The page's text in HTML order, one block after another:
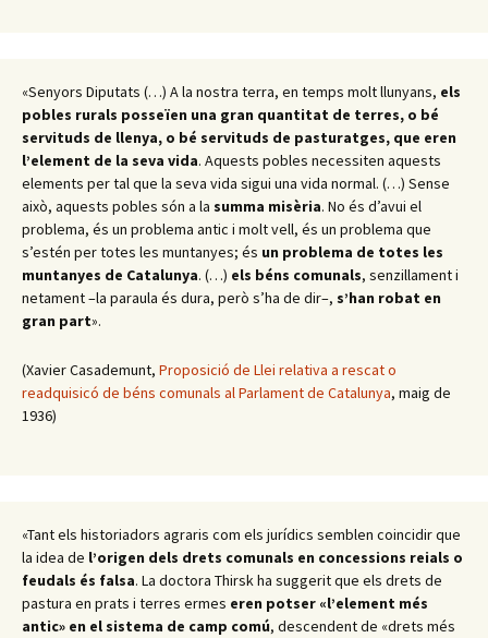
«Senyors Diputats (…) A la nostra terra, en temps molt llunyans, els
pobles rurals posseïen una gran quantitat de terres, o bé
servituds de llenya, o bé servituds de pasturatges, que eren
l’element de la seva vida. Aquests pobles necessiten aquests
elements per tal que la seva vida sigui una vida normal. (…) Sense
això, aquests pobles són a la summa misèria. No és d’avui el
problema, és un problema antic i molt vell, és un problema que
s’estén per totes les muntanyes; és un problema de totes les
muntanyes de Catalunya. (…) els béns comunals, senzillament i
netament –la paraula és dura, però s’ha de dir–, s’han robat en
gran part».
(Xavier Casademunt, Proposició de Llei relativa a rescat o
readquisicó de béns comunals al Parlament de Catalunya, maig de
1936)
«Tant els historiadors agraris com els jurídics semblen coincidir que
la idea de l’origen dels drets comunals en concessions reials o
feudals és falsa. La doctora Thirsk ha suggerit que els drets de
pastura en prats i terres ermes eren potser «l’element més
antic» en el sistema de camp comú, descendent de «drets més